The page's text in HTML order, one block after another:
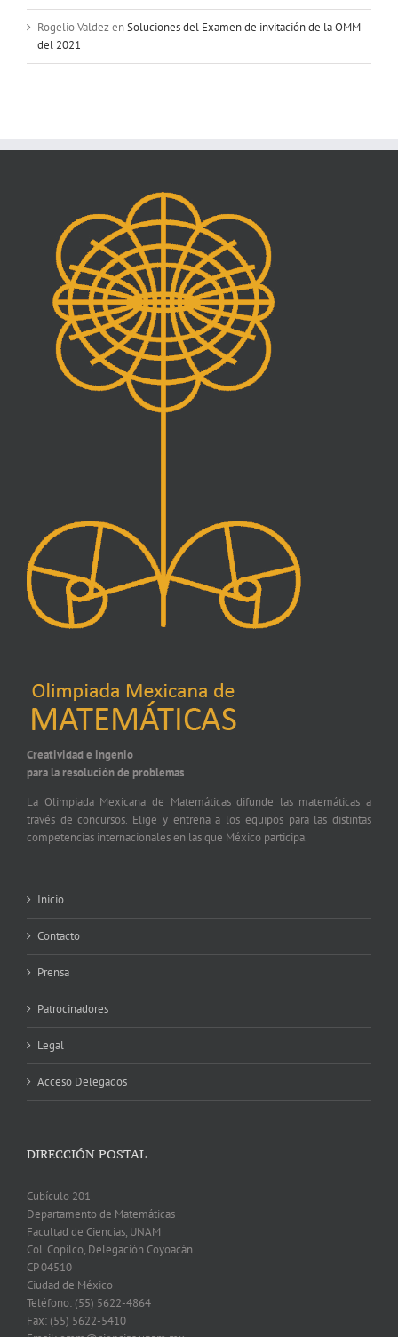
Rogelio ValdezenSoluciones del Examen de invitación de la OMM
del 2021
Creatividad e ingenio
para la resolución de problemas
La Olimpiada Mexicana de Matemáticas difunde las matemáticas a
través de concursos. Elige y entrena a los equipos para las distintas
competencias internacionales en las que México participa.
Inicio
Contacto
Prensa
Patrocinadores
Legal
Acceso Delegados
DIRECCIÓN POSTAL
Cubículo 201
Departamento de Matemáticas
Facultad de Ciencias, UNAM
Col. Copilco, Delegación Coyoacán
CP 04510
Ciudad de México
Teléfono: (55) 5622-4864
Fax: (55) 5622-5410